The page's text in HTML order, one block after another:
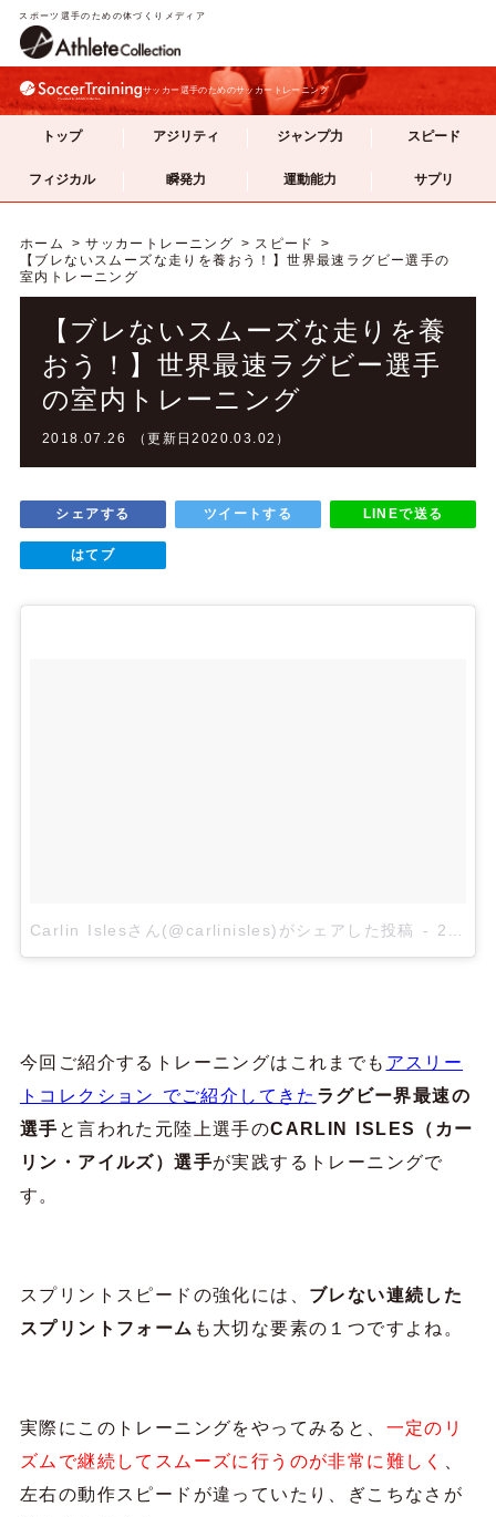
スポーツ選手のための体づくりメディア
サッカー選手のためのサッカートレーニング
トップ アジリティ ジャンプ力 スピード
フィジカル 瞬発力 運動能力 サプリ
ホーム サッカートレーニング
スピード
【ブレないスムーズな走りを養おう！】世界最速ラグビー選手の
室内トレーニング
【ブレないスムーズな走りを養
おう！】世界最速ラグビー選手
の室内トレーニング
2018.07.26 （更新日2020.03.02）
シェアする ツイートする LINEで送る
はてブ
Carlin Islesさん(@carlinisles)がシェアした投稿 - 2017年 5月月23日午前8時14分PDT
今回ご紹介するトレーニングはこれまでも アスリー
トコレクション でご紹介してきた ラグビー界最速の
選手 と言われた元陸上選手のCARLIN ISLES（カー
リン・アイルズ）選手が実践するトレーニングで
す。
スプリントスピードの強化には、 ブレない連続した
スプリントフォーム も大切な要素の１つですよね。
実際にこのトレーニングをやってみると、 一定のリ
ズムで継続してスムーズに行うのが非常に難しく
左右の動作スピードが違っていたり、ぎこちなさが